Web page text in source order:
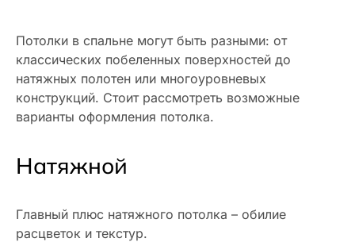
Потолки в спальне могут быть разными: от
классических побеленных поверхностей до
натяжных полотен или многоуровневых
конструкций. Стоит рассмотреть возможные
варианты оформления потолка.
Натяжной
Главный плюс натяжного потолка – обилие
расцветок и текстур.